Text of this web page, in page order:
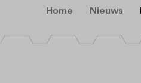
Home Nieuws